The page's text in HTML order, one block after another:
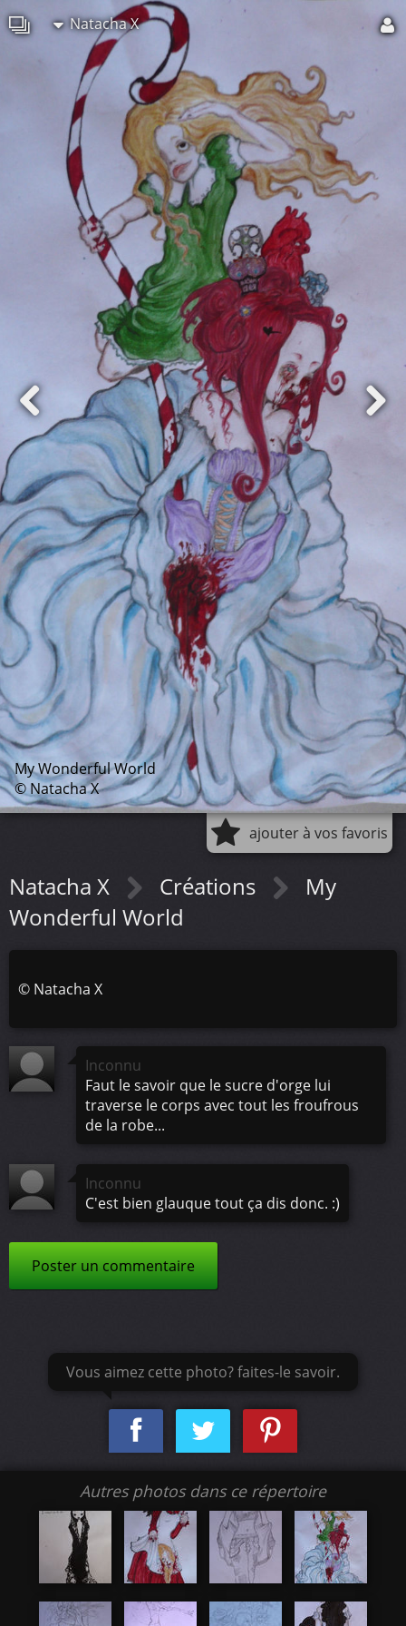
Natacha X
My Wonderful World
© Natacha X
ajouter à vos favoris
Natacha X Créations
My
Wonderful World
© Natacha X
Inconnu
Faut le savoir que le sucre d'orge lui
traverse le corps avec tout les froufrous
de la robe...
Inconnu
C'est bien glauque tout ça dis donc. :)
Poster un commentaire
Vous aimez cette photo? faites-le savoir.
Autres photos dans ce répertoire